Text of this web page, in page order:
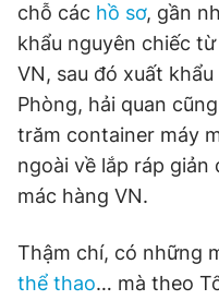
chỗ các hồ sơ, gần
khẩu nguyên chiếc
VN, sau đó xuất
Phòng, hải quan
trăm container máy
ngoài về lắp ráp
mác hàng VN.
Thậm chí, có những
thể thao… mà theo